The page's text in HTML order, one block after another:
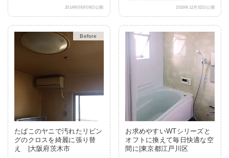
2014年09月09日公開 2016年12月02日公開
After
たばこのヤニで汚れたリビン
グのクロスを綺麗に張り替
え |大阪府茨木市
お求めやすいWTシリーズと
オフトに換えて毎日快適な空
間に|東京都江戸川区